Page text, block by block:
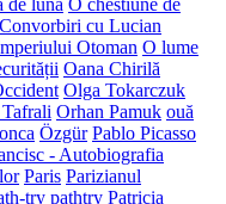
cu Lucian
Otoman O lume
Oana Chirilă
Olga Tokarczuk
Orhan Pamuk ouă
Özgür Pablo Picasso
- Autobiografia
Paris Parizianul
try pathtry Patricia